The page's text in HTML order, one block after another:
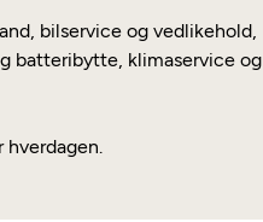
bilservice og vedlikehold,
batteribytte, klimaservice og
hverdagen.